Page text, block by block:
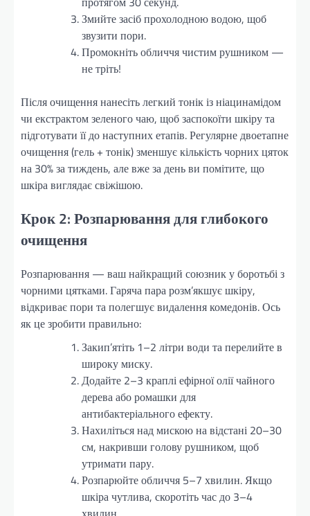
Змийте засіб прохолодною водою, щоб
звузити пори.
Промокніть обличчя чистим рушником —
не тріть!
Після очищення нанесіть легкий тонік із ніацинамідом
чи екстрактом зеленого чаю, щоб заспокоїти шкіру та
підготувати її до наступних етапів. Регулярне двоетапне
очищення (гель + тонік) зменшує кількість чорних цяток
на 30% за тиждень, але вже за день ви помітите, що
шкіра виглядає свіжішою.
Крок 2: Розпарювання для глибокого
очищення
Розпарювання — ваш найкращий союзник у боротьбі з
чорними цятками. Гаряча пара розм’якшує шкіру,
відкриває пори та полегшує видалення комедонів. Ось
як це зробити правильно:
Закип’ятіть 1–2 літри води та перелийте в
широку миску.
Додайте 2–3 краплі ефірної олії чайного
дерева або ромашки для
антибактеріального ефекту.
Нахиліться над мискою на відстані 20–30
см, накривши голову рушником, щоб
утримати пару.
Розпарюйте обличчя 5–7 хвилин. Якщо
шкіра чутлива, скоротіть час до 3–4